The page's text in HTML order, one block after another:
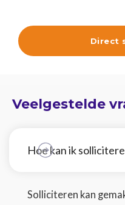
Direct
Veelgestelde
Hoe kan ik
Solliciteren kan